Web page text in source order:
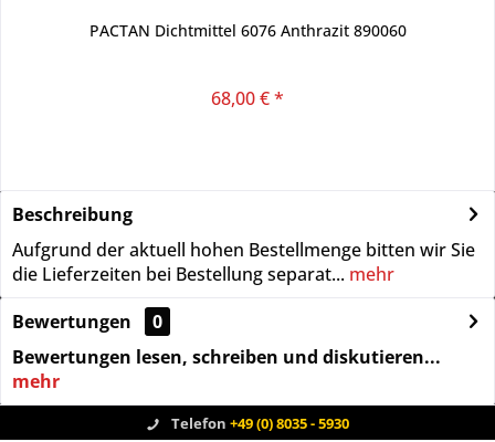
PACTAN Dichtmittel 6076 Anthrazit 890060
68,00 € *
Beschreibung
Aufgrund der aktuell hohen Bestellmenge bitten wir Sie
die Lieferzeiten bei Bestellung separat... mehr
Bewertungen
0
Bewertungen lesen, schreiben und diskutieren...
mehr
Telefon +49 (0) 8035 - 5930